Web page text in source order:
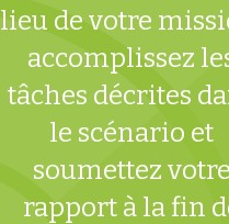
lieu de votre
accomplissez
tâches décrites
le scénario et
soumettez votre
rapport à la fin